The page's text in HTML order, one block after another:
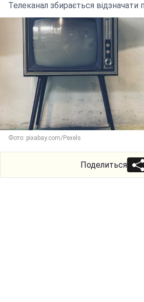
Телеканал збирається відзначати
Фото: pixabay.com/Pexels
Поделиться